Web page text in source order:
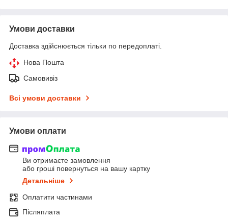
Умови доставки
Доставка здійснюється тільки по передоплаті.
Нова Пошта
Самовивіз
Всі умови доставки
Умови оплати
Ви отримаєте замовлення
або гроші повернуться на вашу картку
Детальніше
Оплатити частинами
Післяплата